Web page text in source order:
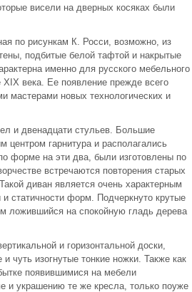
висели на дверных косяках были
по рисункам К. Росси, возможно, из
подбитые белой тафтой и накрытые
именно для русского мебельного
XIX века. Ее появление прежде всего
мастерами новых технологических и
и двенадцати стульев. Большие
гарнитура и располагались
форме на эти два, были изготовлены по
встречаются повторения старых
диван является очень характерным
статичности форм. Подчеркнуто крутые
ложившийся на спокойную гладь дерева
и горизонтальной доски,
чуть изогнутые тонкие ножки. Также как
появившимися на мебели
и украшению те же кресла, только поуже